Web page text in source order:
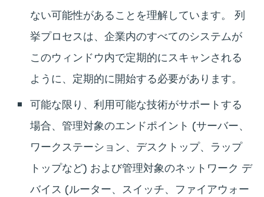
ない可能性があることを理解しています。 列
挙プロセスは、企業内のすべてのシステムが
このウィンドウ内で定期的にスキャンされる
ように、定期的に開始する必要があります。
可能な限り、利用可能な技術がサポートする
場合、管理対象のエンドポイント (サーバー、
ワークステーション、デスクトップ、ラップ
トップなど) および管理対象のネットワーク デ
バイス (ルーター、スイッチ、ファイアウォー